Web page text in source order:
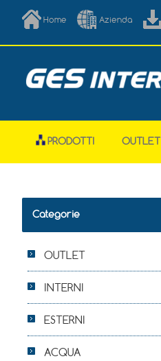
Home Azienda
PRODOTTI OUTLET
Categorie
OUTLET
INTERNI
ESTERNI
ACQUA